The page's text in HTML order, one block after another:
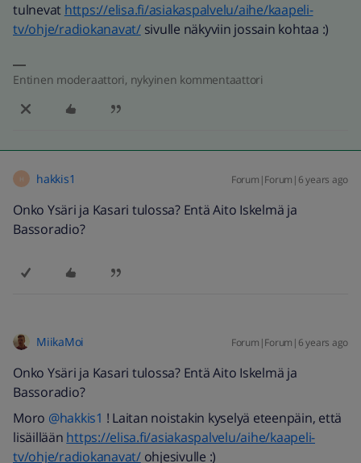
tulnevat https://elisa.fi/asiakaspalvelu/aihe/kaapeli-
tv/ohje/radiokanavat/sivulle näkyviin jossain kohtaa :)
Entinen moderaattori, nykyinen kommentaattori
H hakkis1 Forum|Forum|6 years ago
Onko Ysäri ja Kasari tulossa? Entä Aito Iskelmä ja
Bassoradio?
MiikaMoi Forum|Forum|6 years ago
Onko Ysäri ja Kasari tulossa? Entä Aito Iskelmä ja
Bassoradio?
Moro @hakkis1 ! Laitan noistakin kyselyä eteenpäin, että
lisäillään https://elisa.fi/asiakaspalvelu/aihe/kaapeli-
tv/ohje/radiokanavat/ohjesivulle :)